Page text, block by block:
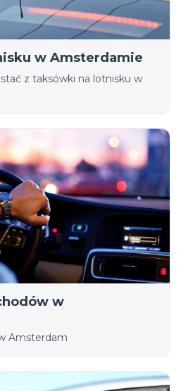
w Amsterdamie
z taksówki na lotnisku w
w
Amsterdam